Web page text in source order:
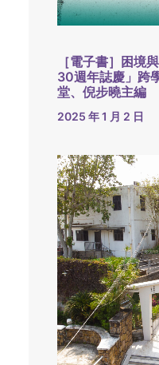
［電子書］困境
30週年誌慶」跨
堂、倪步曉主編
2025 年 1 月 2 日